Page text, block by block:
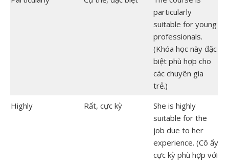
particularly
suitable for young
professionals.
(Khóa học này đặc
biệt phù hợp cho
các chuyên gia
trẻ.)
Highly
Rất, cực kỳ
She is highly
suitable for the
job due to her
experience. (Cô ấy
cực kỳ phù hợp với